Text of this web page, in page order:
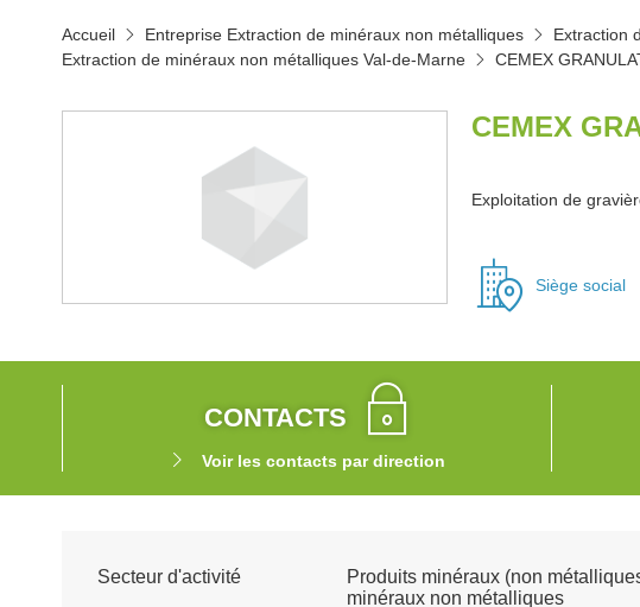
Accueil Entreprise Extraction de minéraux non métalliques
Extraction
Extraction de minéraux non métalliques Val-de-Marne
CEMEX
CEMEX
Exploitation de
Siège social
CONTACTS
Voir les contacts par direction
Secteur d'activité
Produits minéraux (non
minéraux non métalliques